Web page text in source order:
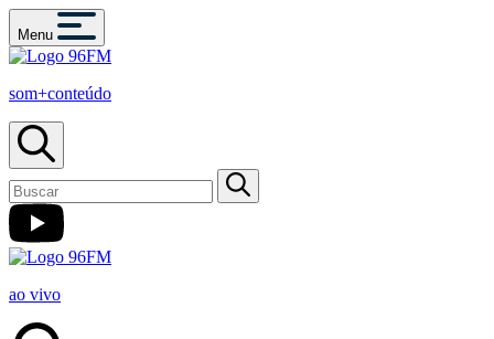
Menu
som+conteúdo
ao vivo